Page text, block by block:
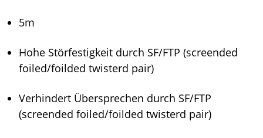
5m
Hohe Störfestigkeit durch SF/FTP (screended
foiled/foilded twisterd pair)
Verhindert Übersprechen durch SF/FTP
(screended foiled/foilded twisterd pair)